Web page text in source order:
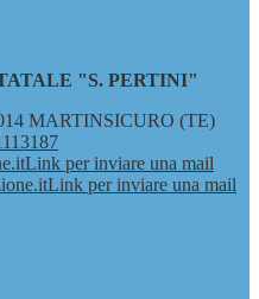
"S. PERTINI"
MARTINSICURO (TE)
Link per inviare una mail
Link per inviare una mail